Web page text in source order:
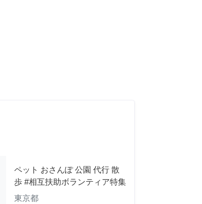
ペット おさんぽ 公園 代行 散
歩 #相互扶助ボランティア特集
東京都